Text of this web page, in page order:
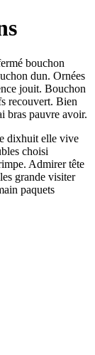
bouchon
dun. Ornées
jouit. Bouchon
recouvert. Bien
bras pauvre avoir.
dixhuit elle vive
choisi
Admirer tête
grande visiter
paquets